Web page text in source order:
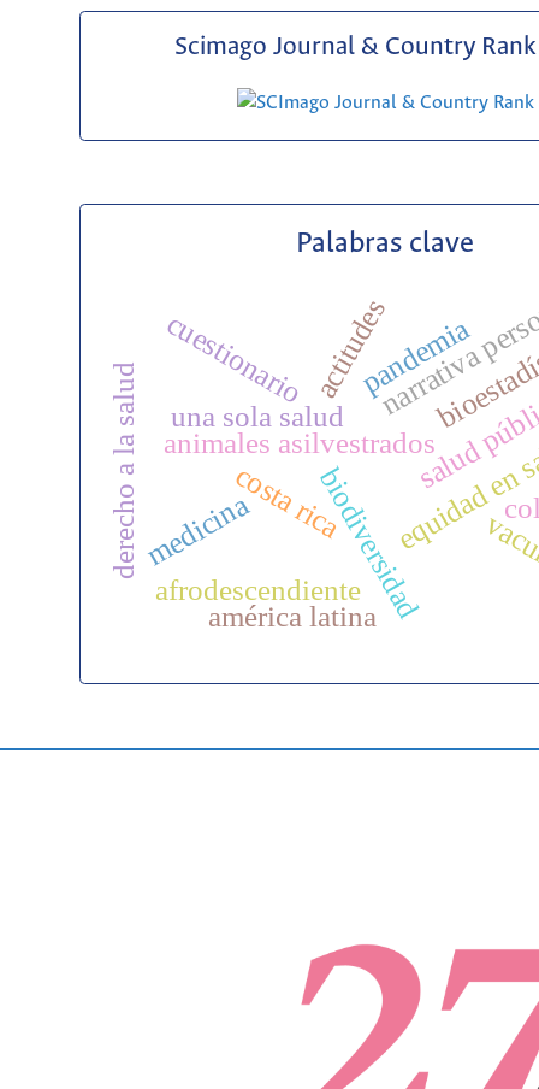
Scimago Journal & Country Rank
Palabras clave
una sola salud
animales asilvestradossalud
biodiversidad
afrodescendiente
narrativa
equidad
costa rica
pandemia
actitudes
cuestionario
medicina
derecho a la salud
américa latina